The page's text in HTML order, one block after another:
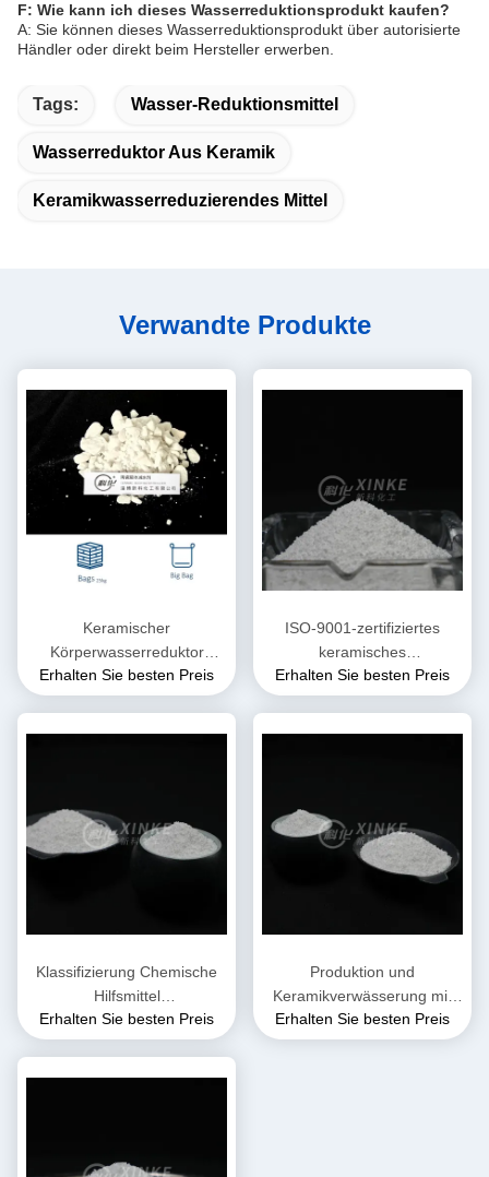
F: Wie kann ich dieses Wasserreduktionsprodukt kaufen?
A: Sie können dieses Wasserreduktionsprodukt über autorisierte
Händler oder direkt beim Hersteller erwerben.
Tags: Wasser-Reduktionsmittel
Wasserreduktor Aus Keramik
Keramikwasserreduzierendes Mittel
Verwandte Produkte
Keramischer
Körperwasserreduktor
Farblos in Wasser löslich
Erhalten Sie besten Preis
ISO-9001-zertifiziertes
keramisches
Wasserreduktionsmittel 1.0-
1.1 für Keramikkörper und
Erhalten Sie besten Preis
Klassifizierung Chemische
Hilfsmittel
Wasserreduzierendes Mittel
Geruchlos Hohe Stabilität
Erhalten Sie besten Preis
Produktion und
Keramikverwässerung mit
Keramik-Wasserreduktor
Erhalten Sie besten Preis